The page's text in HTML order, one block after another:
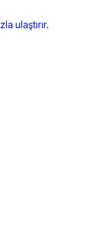
ulaştırır.